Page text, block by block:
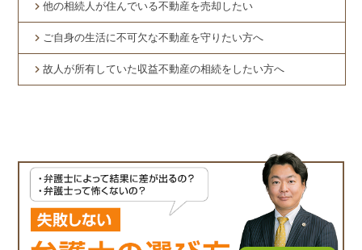
他の相続人が住んでいる不動産を売却したい
ご自身の生活に不可欠な不動産を守りたい方へ
故人が所有していた収益不動産の相続をしたい方へ